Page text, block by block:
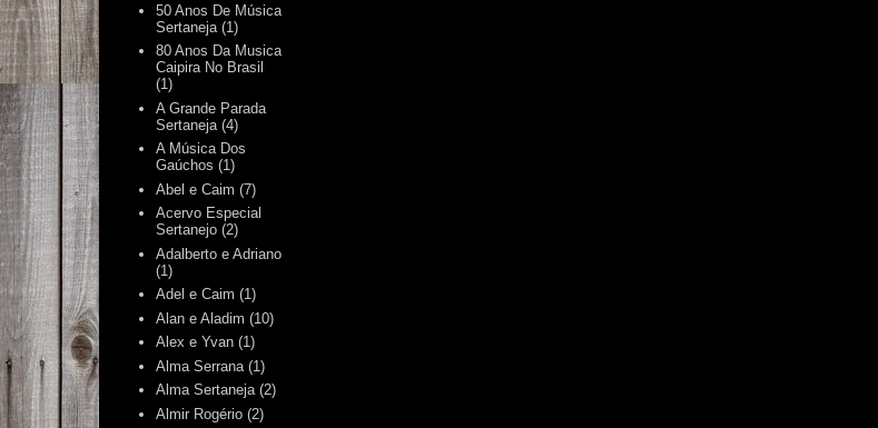
50 Anos De Música
Sertaneja (1)
80 Anos Da Musica
Caipira No Brasil
(1)
A Grande Parada
Sertaneja (4)
A Música Dos
Gaúchos (1)
Abel e Caim (7)
Acervo Especial
Sertanejo (2)
Adalberto e Adriano
(1)
Adel e Caim (1)
Alan e Aladim (10)
Alex e Yvan (1)
Alma Serrana (1)
Alma Sertaneja (2)
Almir Rogério (2)